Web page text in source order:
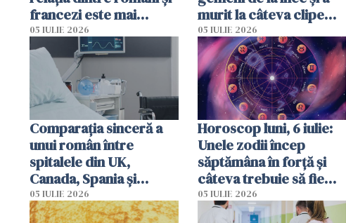
francezi este mai
complicată decât pare
05 IULIE 2026
murit la câteva clipe
după ce i-a adus la mal
05 IULIE 2026
Comparația sinceră a
unui român între
spitalele din UK,
Canada, Spania și
România
05 IULIE 2026
Horoscop luni, 6 iulie:
Unele zodii încep
săptămâna în forță și
câteva trebuie să fie
prudente
05 IULIE 2026